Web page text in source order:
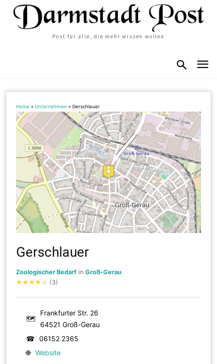
Post für alle, die mehr wissen wollen
Home »Unternehmen »Gerschlauer
Gerschlauer
Zoologischer Bedarf inGroß-Gerau
★★★★ ☆ (3)
🗺
Frankfurter Str. 26
64521 Groß-Gerau
☎
06152 2365
🌐 Website